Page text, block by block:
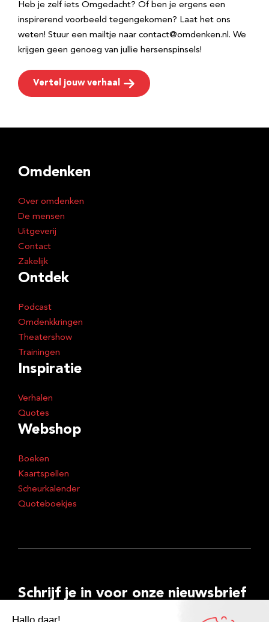
Heb je zelf iets Omgedacht? Of ben je ergens een
inspirerend voorbeeld tegengekomen? Laat het ons
weten! Stuur een mailtje naar contact@omdenken.nl. We
krijgen geen genoeg van jullie hersenspinsels!
Vertel jouw verhaal
Omdenken
Over omdenken
De mensen
Uitgeverij
Contact
Zakelijk
Ontdek
Podcast
Omdenkkringen
Theatershow
Trainingen
Inspiratie
Verhalen
Quotes
Webshop
Boeken
Kaartspellen
Scheurkalender
Quoteboekjes
Schrijf je in voor onze nieuwsbrief